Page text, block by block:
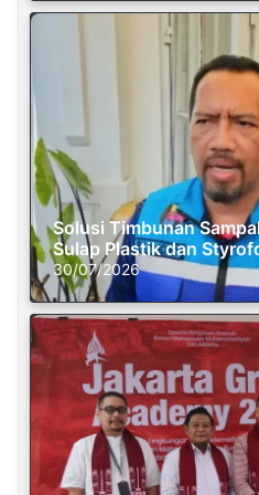
Solusi Timbunan
Sulap Plastik dan
30/07/2026